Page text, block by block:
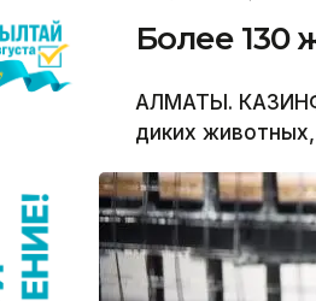
Более 130
АЛМАТЫ.
диких